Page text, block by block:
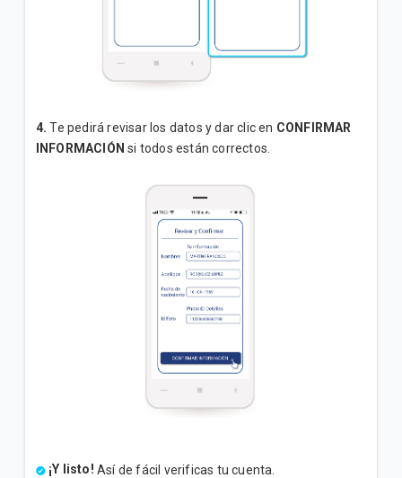
4. Te pedirá revisar los datos y dar clic en CONFIRMAR
INFORMACIÓN si todos están correctos.
¡Y listo! Así de fácil verificas tu cuenta.